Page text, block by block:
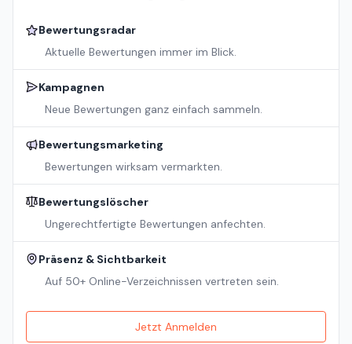
Bewertungsradar
Aktuelle Bewertungen immer im Blick.
Kampagnen
Neue Bewertungen ganz einfach sammeln.
Bewertungsmarketing
Bewertungen wirksam vermarkten.
Bewertungslöscher
Ungerechtfertigte Bewertungen anfechten.
Präsenz & Sichtbarkeit
Auf 50+ Online-Verzeichnissen vertreten sein.
Jetzt Anmelden